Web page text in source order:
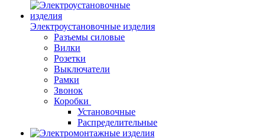
Электроустановочные изделия
Разъемы силовые
Вилки
Розетки
Выключатели
Рамки
Звонок
Коробки
Установочные
Распределительные